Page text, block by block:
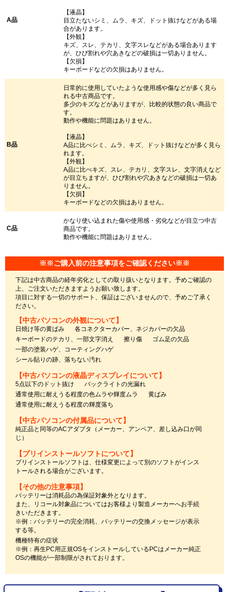
A品
【液晶】
目立たないシミ、ムラ、キズ、ドット抜けなどがある場
合があります。
【外観】
キズ、スレ、テカリ、文字スレなどがある場合あります
が、ひび割れや穴あきなどの破損は一切ありません。
【欠損】
キーボードなどの欠損はありません。
B品
日常的に使用していたような使用感や傷などが多く見ら
れる中古商品です。
多少のキズなどがありますが、比較的状態の良い商品で
す。
動作や機能に問題はありません。
【液晶】
A品に比べシミ、ムラ、キズ、ドット抜けなどが多く見ら
れます。
【外観】
A品に比べキズ、スレ、テカリ、文字スレ、文字消えなど
が目立ちますが、ひび割れや穴あきなどの破損は一切あ
りません。
【欠損】
キーボードなどの欠損はありません。
C品
かなり使い込まれた傷や使用感・劣化などが目立つ中古
商品です。
動作や機能に問題はありません。
※※ご購入前の注意事項をご確認ください※※
下記は中古商品の経年劣化としての取り扱いとなります。予めご確認の
上、ご注文いただきますようお願い致します。
項目に対する一切のサポート、保証はございませんので、予めご了承く
ださい。
【中古パソコンの外観について】
日焼け等の黄ばみ
各コネクターカバー、ネジカバーの欠品
キーボードのテカリ、一部文字消え
擦り傷
ゴム足の欠品
一部の塗装ハゲ、コーティングハゲ
シール貼りの跡、落ちない汚れ
【中古パソコンの液晶ディスプレイについて】
5点以下のドット抜け
バックライトの光漏れ
通常使用に耐えうる程度の色ムラや輝度ムラ
黄ばみ
通常使用に耐えうる程度の輝度落ち
【中古パソコンの付属品について】
純正品と同等のACアダプタ（メーカー、アンペア、差し込み口が同
じ）
【プリインストールソフトについて】
プリインストールソフトは、仕様変更によって別のソフトがインス
トールされる場合がございます。
【その他の注意事項】
バッテリーは消耗品の為保証対象外となります。
また、リコール対象品についてはお客様より製造メーカーへお手続
きいただきます。
※例：バッテリーの完全消耗、バッテリーの交換メッセージが表示
する等。
機種特有の症状
※例：再生PC用正規OSをインストールしているPCはメーカー純正
OSの機能が一部制限がされております。